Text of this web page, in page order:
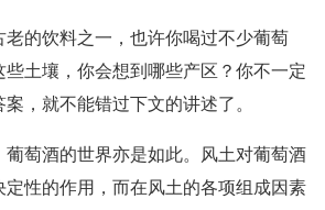
老的饮料之一，也许你喝过不少葡萄
土壤，你会想到哪些产区？你不一定
，就不能错过下文的讲述了。
葡萄酒的世界亦是如此。风土对葡萄酒
定性的作用，而在风土的各项组成因素